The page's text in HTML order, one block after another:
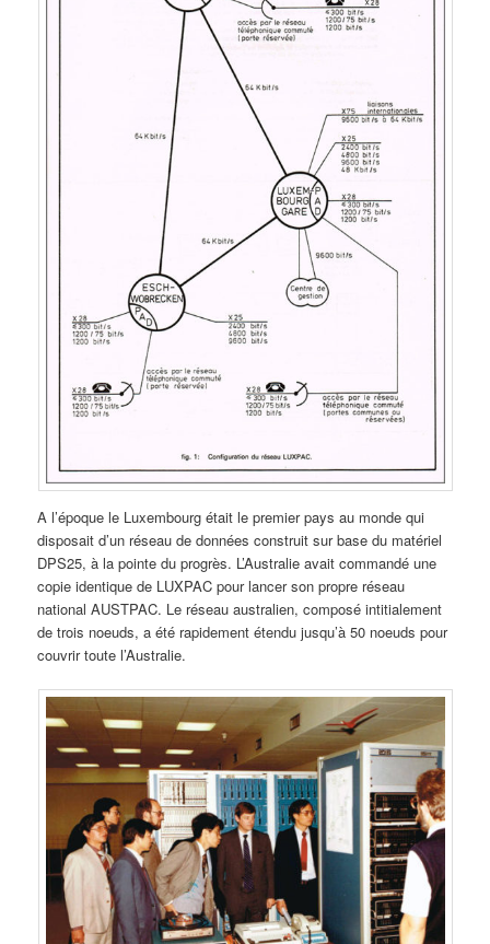
A l’époque le Luxembourg était le premier pays au monde qui
disposait d’un réseau de données construit sur base du matériel
DPS25, à la pointe du progrès. L’Australie avait commandé une
copie identique de LUXPAC pour lancer son propre réseau
national AUSTPAC. Le réseau australien, composé intitialement
de trois noeuds, a été rapidement étendu jusqu’à 50 noeuds pour
couvrir toute l’Australie.